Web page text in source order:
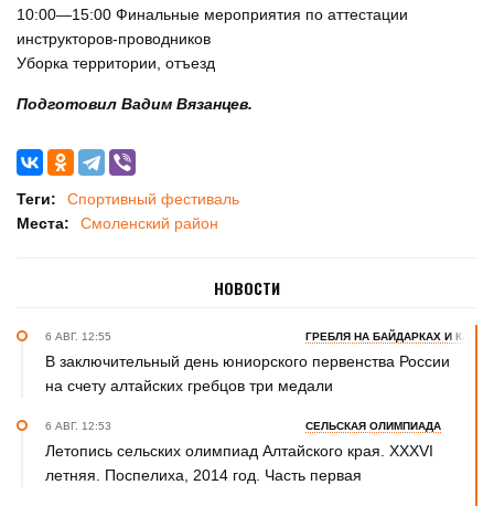
10:00—15:00 Финальные мероприятия по аттестации
инструкторов-проводников
Уборка территории, отъезд
Подготовил Вадим Вязанцев.
Теги:
Спортивный фестиваль
Места:
Смоленский район
НОВОСТИ
6 АВГ. 12:55 ГРЕБЛЯ НА БАЙДАРКАХ И КАНОЭ
В заключительный день юниорского первенства России
на счету алтайских гребцов три медали
6 АВГ. 12:53 СЕЛЬСКАЯ ОЛИМПИАДА
Летопись сельских олимпиад Алтайского края. XXXVI
летняя. Поспелиха, 2014 год. Часть первая